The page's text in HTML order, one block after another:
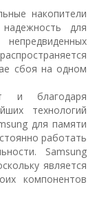
накопители
для
сбоя на одном
и благодаря
технологий
для памяти
работать
Samsung
является
компонентов